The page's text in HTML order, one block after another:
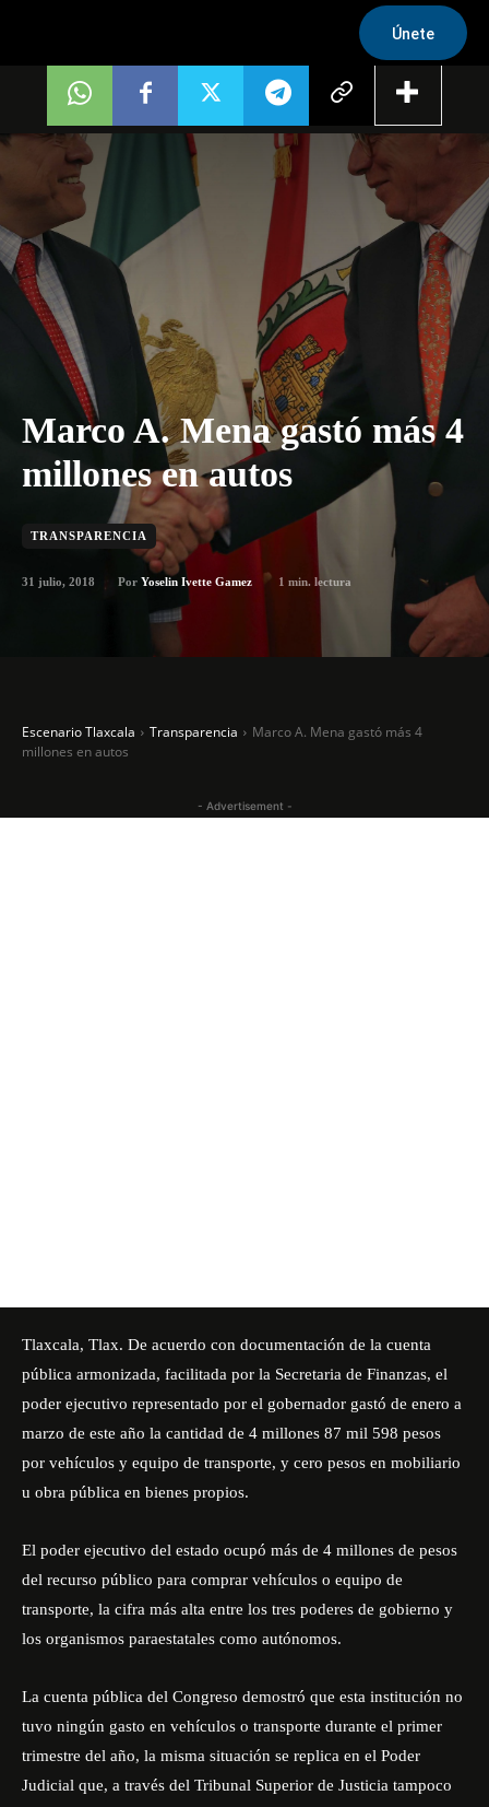
Únete
Marco A. Mena gastó más 4
millones en autos
TRANSPARENCIA
31 julio, 2018 Por Yoselin Ivette Gamez 1 min. lectura
Escenario Tlaxcala Transparencia
Marco A. Mena gastó más 4
millones en autos
- Advertisement -
Tlaxcala, Tlax. De acuerdo con documentación de la cuenta
pública armonizada, facilitada por la Secretaria de Finanzas, el
poder ejecutivo representado por el gobernador gastó de enero a
marzo de este año la cantidad de 4 millones 87 mil 598 pesos
por vehículos y equipo de transporte, y cero pesos en mobiliario
u obra pública en bienes propios.
El poder ejecutivo del estado ocupó más de 4 millones de pesos
del recurso público para comprar vehículos o equipo de
transporte, la cifra más alta entre los tres poderes de gobierno y
los organismos paraestatales como autónomos.
La cuenta pública del Congreso demostró que esta institución no
tuvo ningún gasto en vehículos o transporte durante el primer
trimestre del año, la misma situación se replica en el Poder
Judicial que, a través del Tribunal Superior de Justicia tampoco